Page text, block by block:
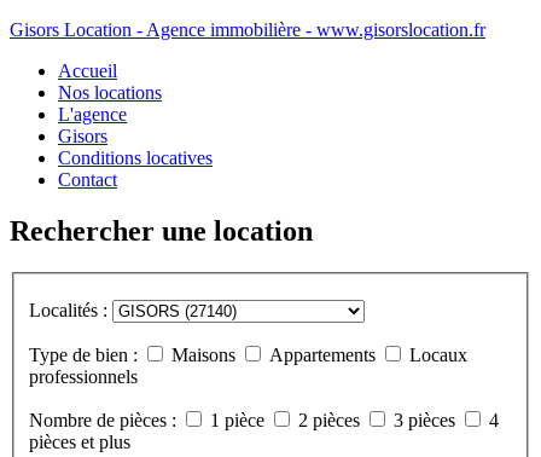
Gisors Location - Agence immobilière - www.gisorslocation.fr
Accueil
Nos locations
L'agence
Gisors
Conditions locatives
Contact
Rechercher une location
Localités :
Type de bien : Maisons Appartements
Locaux
professionnels
Nombre de pièces : 1 pièce 2 pièces 3 pièces
4
pièces et plus